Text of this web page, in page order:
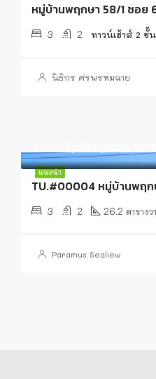
หมู่บ้านพฤกษา 58/1 ซอย
3 2 ทาวน์เฮ้าส์ 2 ชั้น
นิธิกร ศรพรหมฉาย
แนะนำ
2,500,000.00
TU.#00004 หมู่บ้านพฤก
3 2 26.2 ตารางวา
Paramus Sealiew